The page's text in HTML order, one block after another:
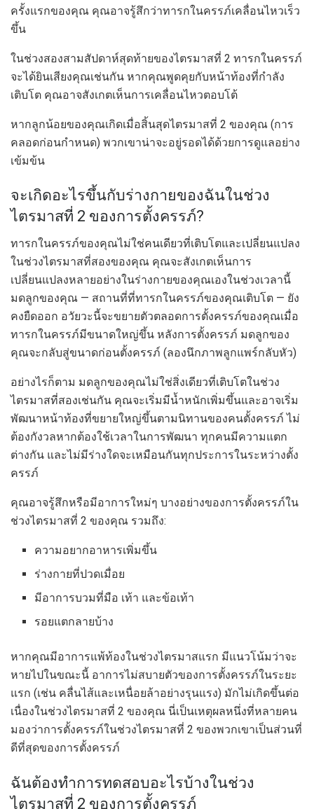
ครั้งแรกของคุณ คุณอาจรู้สึกว่าทารกในครรภ์เคลื่อนไหวเร็ว
ขึ้น
ในช่วงสองสามสัปดาห์สุดท้ายของไตรมาสที่ 2 ทารกในครรภ์
จะได้ยินเสียงคุณเช่นกัน หากคุณพูดคุยกับหน้าท้องที่กำลัง
เติบโต คุณอาจสังเกตเห็นการเคลื่อนไหวตอบโต้
หากลูกน้อยของคุณเกิดเมื่อสิ้นสุดไตรมาสที่ 2 ของคุณ (การ
คลอดก่อนกำหนด) พวกเขาน่าจะอยู่รอดได้ด้วยการดูแลอย่าง
เข้มข้น
จะเกิดอะไรขึ้นกับร่างกายของฉันในช่วง
ไตรมาสที่ 2 ของการตั้งครรภ์?
ทารกในครรภ์ของคุณไม่ใช่คนเดียวที่เติบโตและเปลี่ยนแปลง
ในช่วงไตรมาสที่สองของคุณ คุณจะสังเกตเห็นการ
เปลี่ยนแปลงหลายอย่างในร่างกายของคุณเองในช่วงเวลานี้
มดลูกของคุณ — สถานที่ที่ทารกในครรภ์ของคุณเติบโต — ยัง
คงยืดออก อวัยวะนี้จะขยายตัวตลอดการตั้งครรภ์ของคุณเมื่อ
ทารกในครรภ์มีขนาดใหญ่ขึ้น หลังการตั้งครรภ์ มดลูกของ
คุณจะกลับสู่ขนาดก่อนตั้งครรภ์ (ลองนึกภาพลูกแพร์กลับหัว)
อย่างไรก็ตาม มดลูกของคุณไม่ใช่สิ่งเดียวที่เติบโตในช่วง
ไตรมาสที่สองเช่นกัน คุณจะเริ่มมีน้ำหนักเพิ่มขึ้นและอาจเริ่ม
พัฒนาหน้าท้องที่ขยายใหญ่ขึ้นตามนิทานของคนตั้งครรภ์ ไม่
ต้องกังวลหากต้องใช้เวลาในการพัฒนา ทุกคนมีความแตก
ต่างกัน และไม่มีร่างใดจะเหมือนกันทุกประการในระหว่างตั้ง
ครรภ์
คุณอาจรู้สึกหรือมีอาการใหม่ๆ บางอย่างของการตั้งครรภ์ใน
ช่วงไตรมาสที่ 2 ของคุณ รวมถึง:
ความอยากอาหารเพิ่มขึ้น
ร่างกายที่ปวดเมื่อย
มีอาการบวมที่มือ เท้า และข้อเท้า
รอยแตกลายบ้าง
หากคุณมีอาการแพ้ท้องในช่วงไตรมาสแรก มีแนวโน้มว่าจะ
หายไปในขณะนี้ อาการไม่สบายตัวของการตั้งครรภ์ในระยะ
แรก (เช่น คลื่นไส้และเหนื่อยล้าอย่างรุนแรง) มักไม่เกิดขึ้นต่อ
เนื่องในช่วงไตรมาสที่ 2 ของคุณ นี่เป็นเหตุผลหนึ่งที่หลายคน
มองว่าการตั้งครรภ์ในช่วงไตรมาสที่ 2 ของพวกเขาเป็นส่วนที่
ดีที่สุดของการตั้งครรภ์
ฉันต้องทำการทดสอบอะไรบ้างในช่วง
ไตรมาสที่ 2 ของการตั้งครรภ์